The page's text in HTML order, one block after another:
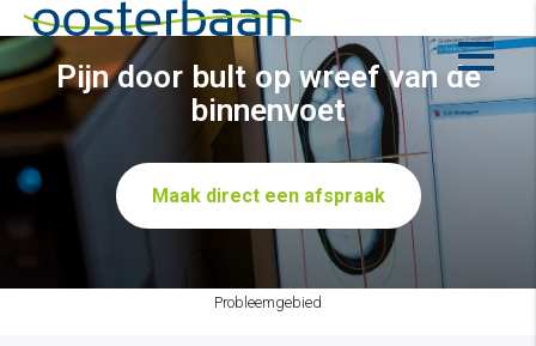
Pijn door bult op wreef van de
binnenvoet
Maak direct een afspraak
Probleemgebied